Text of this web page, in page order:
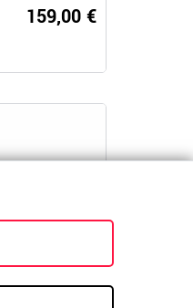
159,00 €